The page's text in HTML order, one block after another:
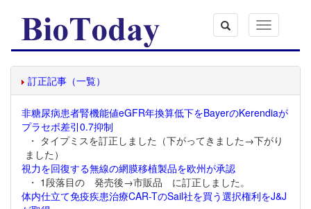
Toggle
navigation
訂正記事（一覧）
非糖尿病患者腎機能値eGFR年換算低下をBayerのKerendiaが
プラセボ差引0.7抑制
・ タイプミスを訂正しました（下がってきました→下がり
ました）
視力を回復する無線の網膜移植製品を欧州が承認
・ 1段落目の 発売後→市販品 に訂正しました。
体内仕立て免疫疾患治療CAR-TのSail社を買う選択権利をJ&J